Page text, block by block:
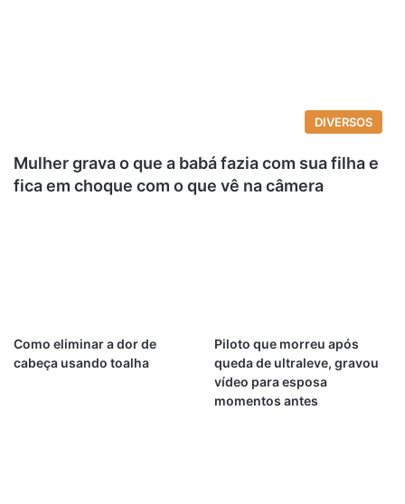
DIVERSOS
Mulher grava o que a babá fazia com sua filha e
fica em choque com o que vê na câmera
Como eliminar a dor de
cabeça usando toalha
Piloto que morreu após
queda de ultraleve, gravou
vídeo para esposa
momentos antes